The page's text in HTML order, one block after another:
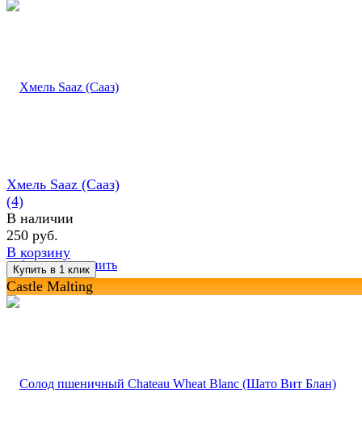
избранное сравнить
Хмель Saaz (Сааз)
(4)
В наличии
250 руб.
В корзину
Castle Malting